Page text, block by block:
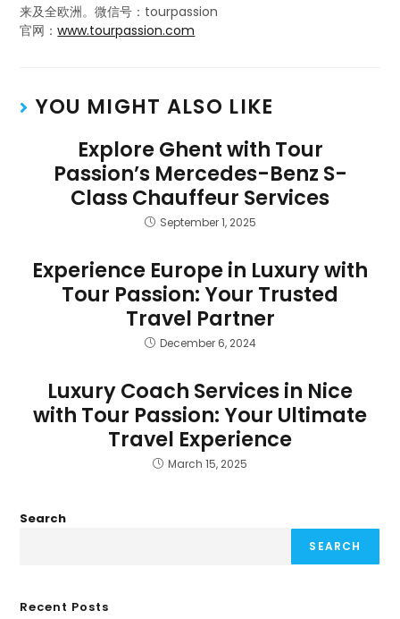
来及全欧洲。微信号：tourpassion
官网：www.tourpassion.com
YOU MIGHT ALSO LIKE
Explore Ghent with Tour
Passion’s Mercedes-Benz S-
Class Chauffeur Services
September 1, 2025
Experience Europe in Luxury with
Tour Passion: Your Trusted
Travel Partner
December 6, 2024
Luxury Coach Services in Nice
with Tour Passion: Your Ultimate
Travel Experience
March 15, 2025
Search
SEARCH
Recent Posts